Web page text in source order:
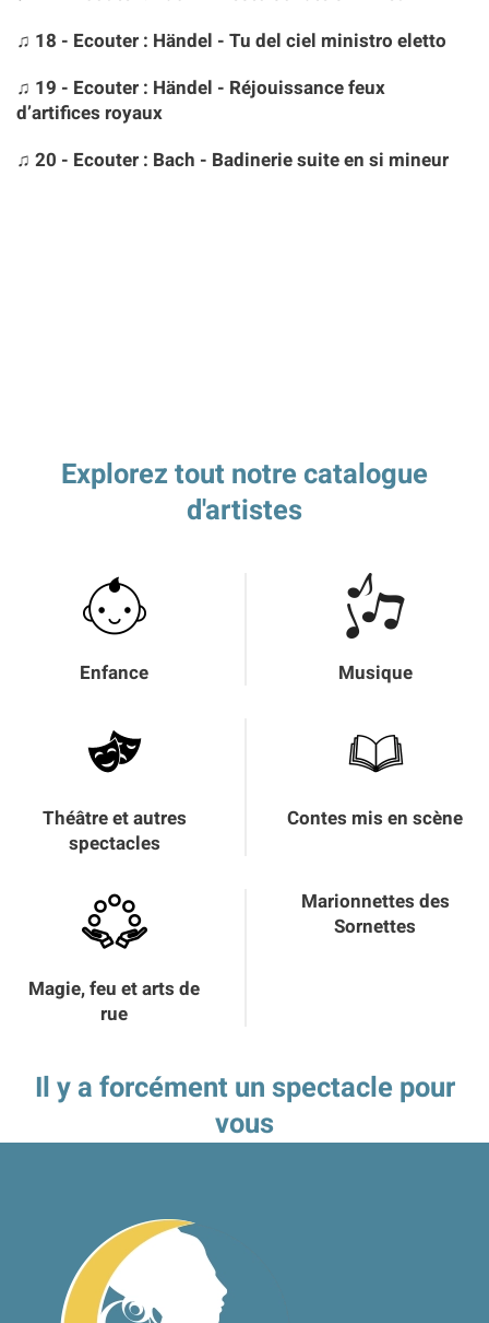
♫ 18 - Ecouter : Händel - Tu del ciel ministro eletto
♫ 19 - Ecouter : Händel - Réjouissance feux
d’artifices royaux
♫ 20 - Ecouter : Bach - Badinerie suite en si mineur
Explorez tout notre catalogue
d'artistes
Enfance Musique
Théâtre et autres
spectacles
Contes mis en scène
Magie, feu et arts de
rue
Marionnettes des
Sornettes
Il y a forcément un spectacle pour
vous